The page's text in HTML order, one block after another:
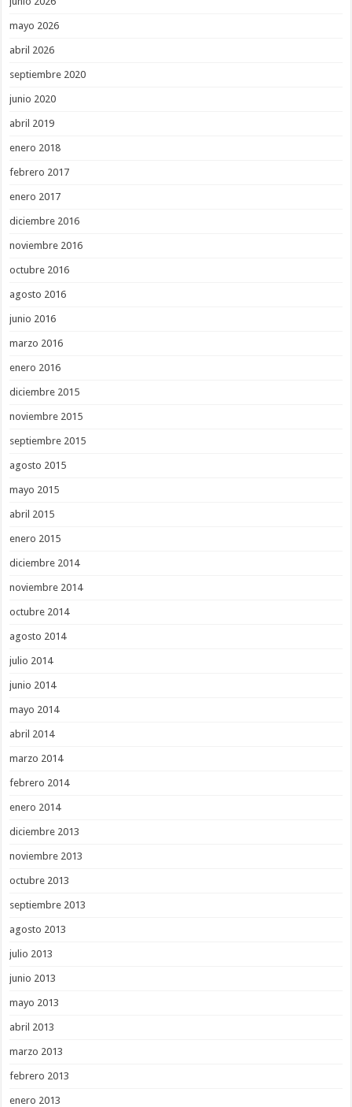
mayo 2026
abril 2026
septiembre 2020
junio 2020
abril 2019
enero 2018
febrero 2017
enero 2017
diciembre 2016
noviembre 2016
octubre 2016
agosto 2016
junio 2016
marzo 2016
enero 2016
diciembre 2015
noviembre 2015
septiembre 2015
agosto 2015
mayo 2015
abril 2015
enero 2015
diciembre 2014
noviembre 2014
octubre 2014
agosto 2014
julio 2014
junio 2014
mayo 2014
abril 2014
marzo 2014
febrero 2014
enero 2014
diciembre 2013
noviembre 2013
octubre 2013
septiembre 2013
agosto 2013
julio 2013
junio 2013
mayo 2013
abril 2013
marzo 2013
febrero 2013
enero 2013